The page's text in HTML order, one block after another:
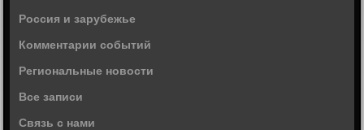
Россия и зарубежье
Комментарии событий
Региональные новости
Все записи
Связь с нами